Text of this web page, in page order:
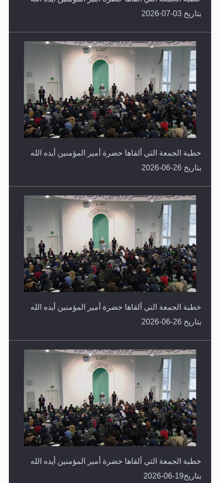
بتاريخ 03-07-2026
خطبة الجمعة التي ألقاها حضرة أمير المؤمنين أيده الله
بتاريخ 26-06-2026
خطبة الجمعة التي ألقاها حضرة أمير المؤمنين أيده الله
بتاريخ 26-06-2026
خطبة الجمعة التي ألقاها حضرة أمير المؤمنين أيده الله
بتاريخ19-06-2026